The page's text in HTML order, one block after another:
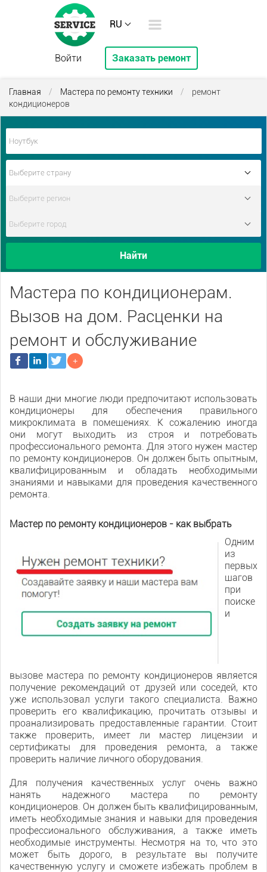
RU
Войти Заказать ремонт
Главная / Мастера по ремонту техники /
ремонт
кондиционеров
Найти
Мастера по кондиционерам.
Вызов на дом. Расценки на
ремонт и обслуживание
В наши дни многие люди предпочитают использовать
кондиционеры для обеспечения правильного
микроклимата в помещениях. К сожалению иногда
они могут выходить из строя и потребовать
профессионального ремонта. Для этого нужен мастер
по ремонту кондиционеров. Он должен быть опытным,
квалифицированным и обладать необходимыми
знаниями и навыками для проведения качественного
ремонта.
Мастер по ремонту кондиционеров - как выбрать
Одним
из
первых
шагов
при
поиске
и
вызове мастера по ремонту кондиционеров является
получение рекомендаций от друзей или соседей, кто
уже использовал услуги такого специалиста. Важно
проверить его квалификацию, прочитать отзывы и
проанализировать предоставленные гарантии. Стоит
также проверить, имеет ли мастер лицензии и
сертификаты для проведения ремонта, а также
проверить наличие личного оборудования.
Для получения качественных услуг очень важно
нанять надежного мастера по ремонту
кондиционеров. Он должен быть квалифицированным,
иметь необходимые знания и навыки для проведения
профессионального обслуживания, а также иметь
необходимые инструменты. Несмотря на то, что это
может быть дорого, в результате вы получите
качественную услугу и сможете избежать проблем в